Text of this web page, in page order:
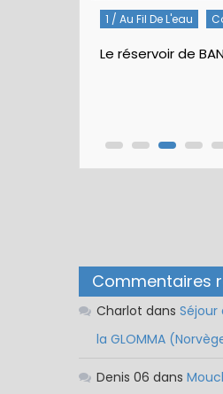
1 / Au Fil De L'eau
Le réservoir de
Commentaires
Charlot dans
la GLOMMA
Denis 06 dans